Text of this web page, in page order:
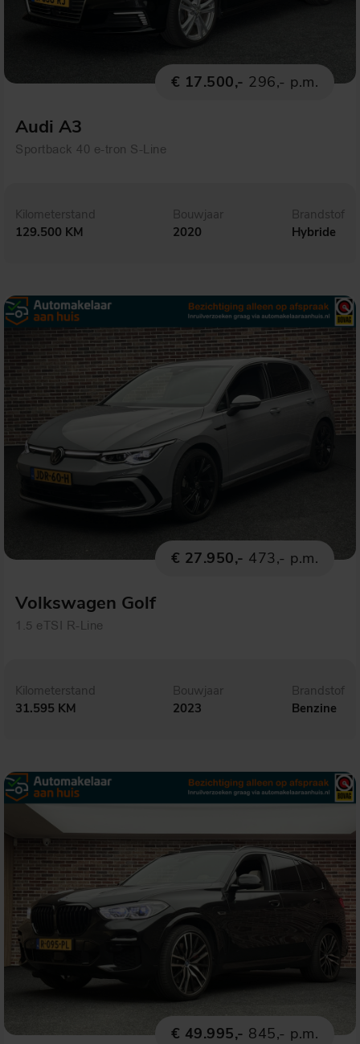
€ 17.500,- 296,- p.m.
Audi A3
Sportback 40 e-tron S-Line
Kilometerstand
129.500 KM
Bouwjaar
2020
Brandstof
Hybride
€ 27.950,- 473,- p.m.
Volkswagen Golf
1.5 eTSI R-Line
Kilometerstand
31.595 KM
Bouwjaar
2023
Brandstof
Benzine
€ 49.995,- 845,- p.m.